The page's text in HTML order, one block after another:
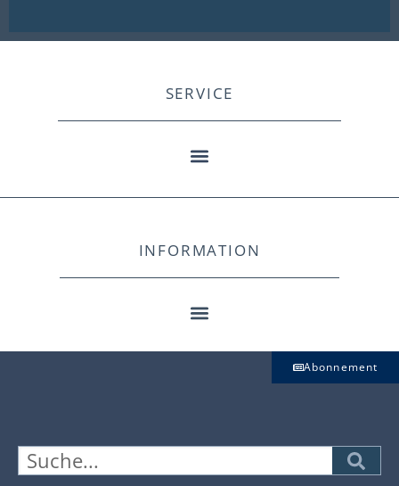
SERVICE
INFORMATION
Abonnement